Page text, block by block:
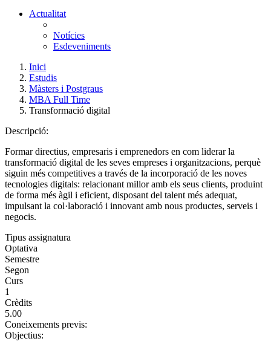
Actualitat
Notícies
Esdeveniments
Inici
Estudis
Màsters i Postgraus
MBA Full Time
Transformació digital
Descripció:
Formar directius, empresaris i emprenedors en com liderar la
transformació digital de les seves empreses i organitzacions, perquè
siguin més competitives a través de la incorporació de les noves
tecnologies digitals: relacionant millor amb els seus clients, produint
de forma més àgil i eficient, disposant del talent més adequat,
impulsant la col·laboració i innovant amb nous productes, serveis i
negocis.
Tipus assignatura
Optativa
Semestre
Segon
Curs
1
Crèdits
5.00
Coneixements previs:
Objectius: